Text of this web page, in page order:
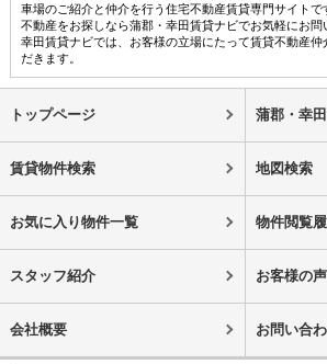
車場のご紹介と仲介を行う住宅不動産賃貸専門サイト
不動産をお探しなら蒲郡・幸田賃貸ナビでお気軽にお問
幸田賃貸ナビでは、お客様の立場にたって賃貸不動産
だきます。
トップページ 蒲郡・幸
賃貸物件検索 地図検索
お気に入り物件一覧 物件閲覧
スタッフ紹介 お客様の声
会社概要 お問い合